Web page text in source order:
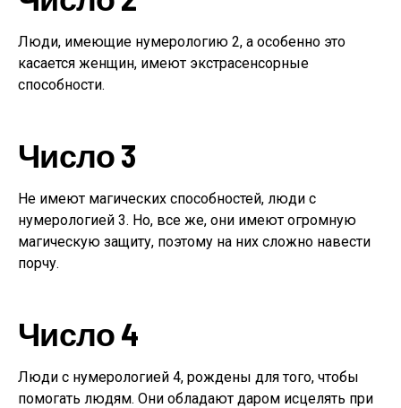
Люди, имеющие нумерологию 2, а особенно это
касается женщин, имеют экстрасенсорные
способности.
Число 3
Не имеют магических способностей, люди с
нумерологией 3. Но, все же, они имеют огромную
магическую защиту, поэтому на них сложно навести
порчу.
Число 4
Люди с нумерологией 4, рождены для того, чтобы
помогать людям. Они обладают даром исцелять при